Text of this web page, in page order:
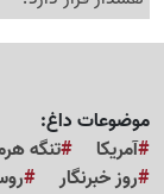
موضوعات داغ:
آمریکا
تنگه
روز خبرنگار